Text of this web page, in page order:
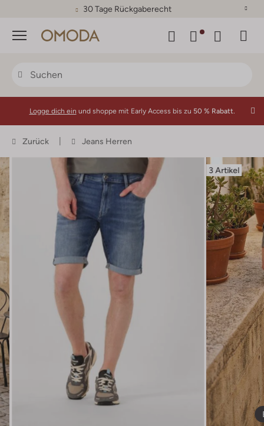
30 Tage Rückgaberecht
Menü
Logge dich ein und shoppe mit Early Access bis zu 50 % Rabatt.
Zurück Jeans Herren
3 Artikel